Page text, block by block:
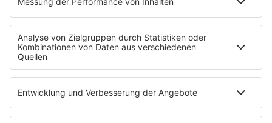
Mit den Waffeln einer Frau
SERVICE
Empfang
barba radio App
Impressum
Datenschutz Facebook & Instagram